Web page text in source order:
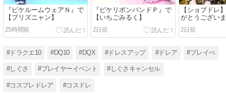
『ピケルームウェアＮ』で
【プリズニャン】
25時間前
『ピケリボンバンドＰ』で
【いちごみるく】
2日前
【ショプドレ
がとうござい
ない浴衣セッ
2日前
#ドラクエ10 #DQ10 #DQX #ドレスアップ #ドレア #プレイべ
#しぐさ #プレイヤーイベント #しぐさキャンセル
#コスプレドレア #コスドレ